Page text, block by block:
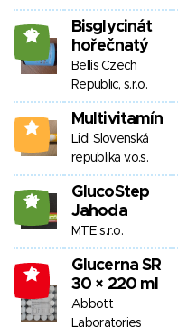
19
Bisglycinát
hořečnatý
Bellis Czech
Republic, s.r.o.
2 Multivitamín
Lidl Slovenská
republika v.o.s.
21
GlucoStep
Jahoda
MTE s.r.o.
-3
Glucerna SR
30 × 220 ml
Abbott
Laboratories